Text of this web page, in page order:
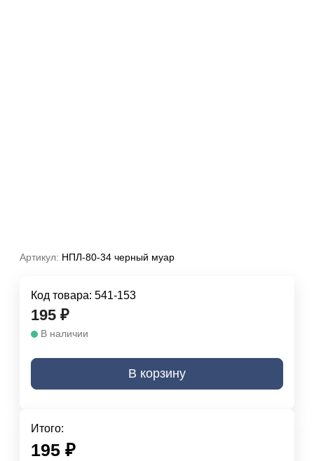
Артикул: НПЛ-80-34 черный муар
Код товара: 541-153
195 ₽
В наличии
В корзину
Итого:
195 ₽